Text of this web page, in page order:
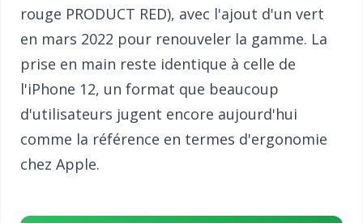
rouge PRODUCT RED), avec l'ajout d'un vert
en mars 2022 pour renouveler la gamme. La
prise en main reste identique à celle de
l'iPhone 12, un format que beaucoup
d'utilisateurs jugent encore aujourd'hui
comme la référence en termes d'ergonomie
chez Apple.